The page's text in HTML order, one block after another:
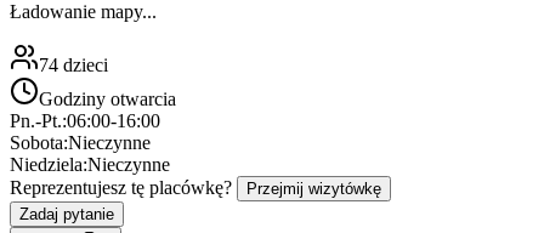
Ładowanie mapy...
74 dzieci
Godziny otwarcia
Pn.-Pt.:06:00-16:00
Sobota:Nieczynne
Niedziela:Nieczynne
Reprezentujesz tę placówkę?
Przejmij wizytówkę
Zadaj pytanie